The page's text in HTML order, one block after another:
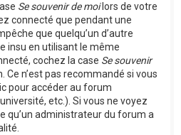
Se souvenir de moilors de votre
connecté que pendant une
que quelqu’un d’autre
insu en utilisant le même
cochez la case Se souvenir
Ce n’est pas recommandé si vous
pour accéder au forum
etc.). Si vous ne voyez
qu’un administrateur du forum a